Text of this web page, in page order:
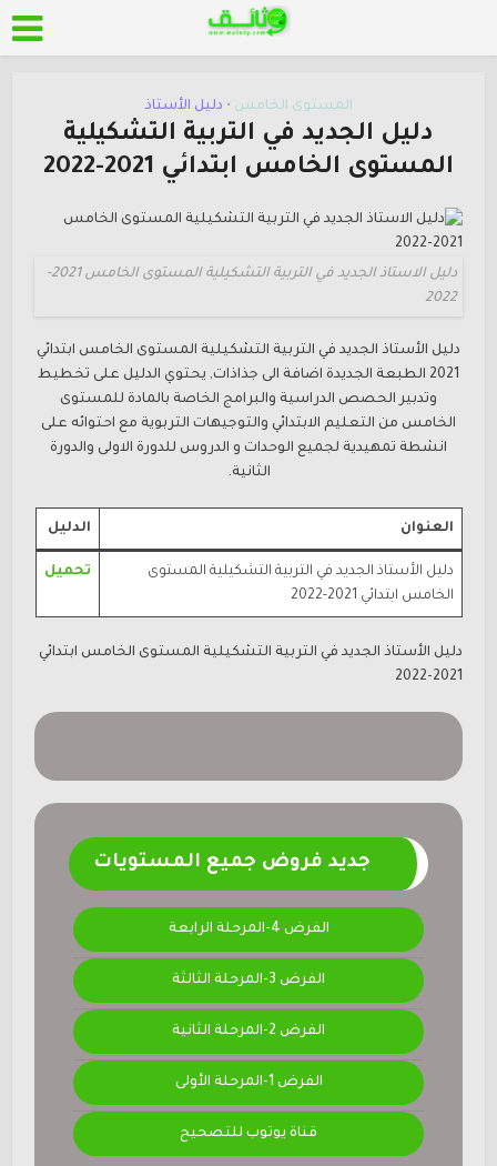
المستوى الخامس • دليل الأستاذ
دليل الجديد في التربية التشكيلية
المستوى الخامس ابتدائي 2021-2022
دليل الاستاذ الجديد في التربية التشكيلية المستوى الخامس 2021-
2022
دليل الأستاذ الجديد في التربية التشكيلية المستوى الخامس ابتدائي
2021 الطبعة الجديدة اضافة الى جذاذات, يحتوي الدليل على تخطيط
وتدبير الحصص الدراسية والبرامج الخاصة بالمادة للمستوى
الخامس من التعليم الابتدائي والتوجيهات التربوية مع احتوائه على
انشطة تمهيدية لجميع الوحدات و الدروس للدورة الاولى والدورة
الثانية.
العنوان الدليل
دليل الأستاذ الجديد في التربية التشكيلية المستوى
الخامس ابتدائي 2021-2022
تحميل
دليل الأستاذ الجديد في التربية التشكيلية المستوى الخامس ابتدائي
2021-2022
جديد فروض جميع المستويات
الفرض 4-المرحلة الرابعة
الفرض 3-المرحلة الثالثة
الفرض 2-المرحلة الثانية
الفرض 1-المرحلة الأولى
قناة يوتوب للتصحيح